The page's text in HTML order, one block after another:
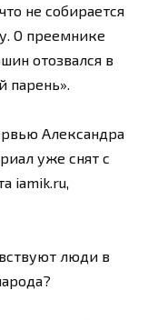
не собирается
О преемнике
отозвался в
парень».
Александра
уже снят с
iamik.ru,
люди в